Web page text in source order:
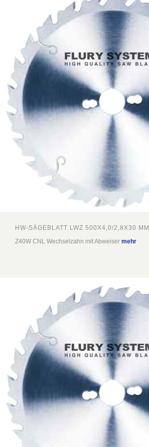
HW-SÄGEBLATT LWZ 500X4,0/2,8X30 MM
Z40W CNL Wechselzahn mit Abweiser mehr